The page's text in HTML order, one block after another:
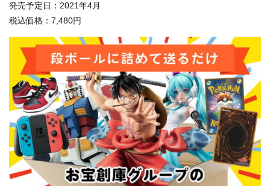
発売予定日：2021年4月
税込価格：7,480円